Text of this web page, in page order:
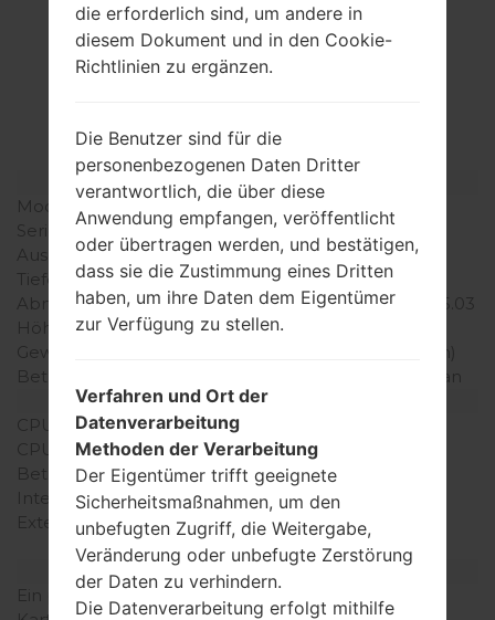
Spezifikation
LGP769(LGP769)
akaLG Optimus L9
Modell und seine Eigenschaften
Modell
LGP769
Serie
LG Optimus L9
Ausgabe
Neinvember, 2012
Tiefe
9.1 millimeter (0.36 Zoll)
Abmessungen (Breite /
Höhe)
127.8 x 68.8 millimeter (5.03
x 2.71 Zoll)
Gewicht
119.1 gramm (4.20 unzen)
Betriebssystem
Android 4.1-4.3 Jelly Bean
Ausrüstung
CPU
CPU-Kerne
Dual-core
Betriebsgedächtnis
1GB
Interner Speicher
4GB
Externer Speicher
microSD, zu 32 GB
(dedizierter Slot)
Netzwerk und Daten
Ein paar Plätze für SIM-
1 Micro-SIM
die erforderlich sind, um andere in
diesem Dokument und in den Cookie-
Richtlinien zu ergänzen.
Die Benutzer sind für die
personenbezogenen Daten Dritter
verantwortlich, die über diese
Anwendung empfangen, veröffentlicht
oder übertragen werden, und bestätigen,
dass sie die Zustimmung eines Dritten
haben, um ihre Daten dem Eigentümer
zur Verfügung zu stellen.
Verfahren und Ort der
Datenverarbeitung
Methoden der Verarbeitung
Der Eigentümer trifft geeignete
Sicherheitsmaßnahmen, um den
unbefugten Zugriff, die Weitergabe,
Veränderung oder unbefugte Zerstörung
der Daten zu verhindern.
Die Datenverarbeitung erfolgt mithilfe